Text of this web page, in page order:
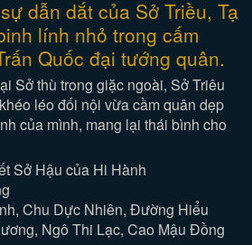
dẫn dắt của Sở Triều, Tạ
lính nhỏ trong cấm
Quốc đại tướng quân.
Sở thù trong giặc ngoài, Sở Triêu
léo đối nội vừa cầm quân dẹp
của mình, mang lại thái bình cho
Sở Hậu của Hi Hành
Chu Dực Nhiên, Đường Hiểu
Ngô Thi Lạc, Cao Mậu Đồng